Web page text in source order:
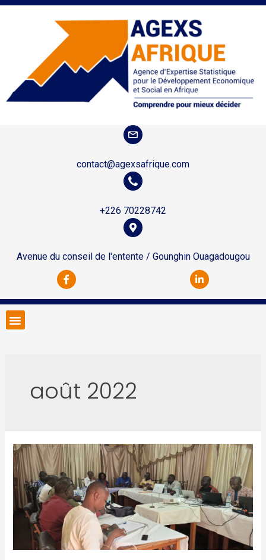
contact@agexsafrique.com
+226 70228742
Avenue du conseil de l'entente / Gounghin Ouagadougou
août 2022